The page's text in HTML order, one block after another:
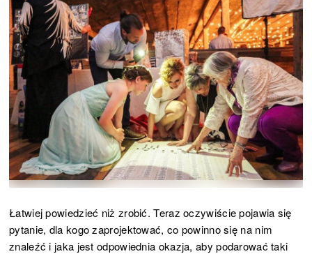
Łatwiej powiedzieć niż zrobić. Teraz oczywiście pojawia się
pytanie, dla kogo zaprojektować, co powinno się na nim
znaleźć i jaka jest odpowiednia okazja, aby podarować taki